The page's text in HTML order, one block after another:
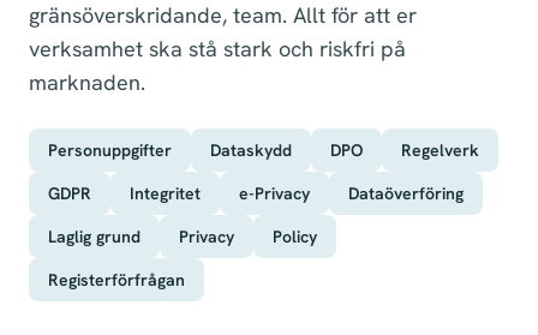
gränsöverskridande, team. Allt för att er
verksamhet ska stå stark och riskfri på
marknaden.
Personuppgifter Dataskydd DPO
Regelverk
GDPR
Integritet e-Privacy
Dataöverföring
Laglig grund
Privacy
Policy
Registerförfrågan